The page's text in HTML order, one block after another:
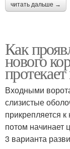
читать дальше →
Как
нового
Входными
слизистые
прикрепляется
потом начинает
3 варианта